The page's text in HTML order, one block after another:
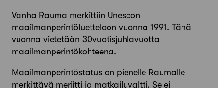
Vanha Rauma merkittiin Unescon
maailmanperintöluette­loon vuonna 1991. Tänä
vuonna vietetään 30­vuotisjuhlavuotta
maailmanperintökohteena.
Maailmanperintöstatus on pienelle Raumalle
merkittävä meriitti ja matkailuvaltti. Se ei